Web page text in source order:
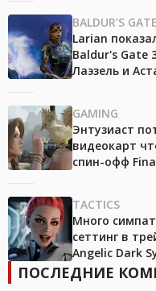
BALDUR'S
Larian
Baldur's Gate
Лаэзель и
GAMING
Энтузиаст
видеокарт
спин-офф
TACTICS
Много
сеттинг в
Angelic Dark
ПОСЛЕДНИЕ